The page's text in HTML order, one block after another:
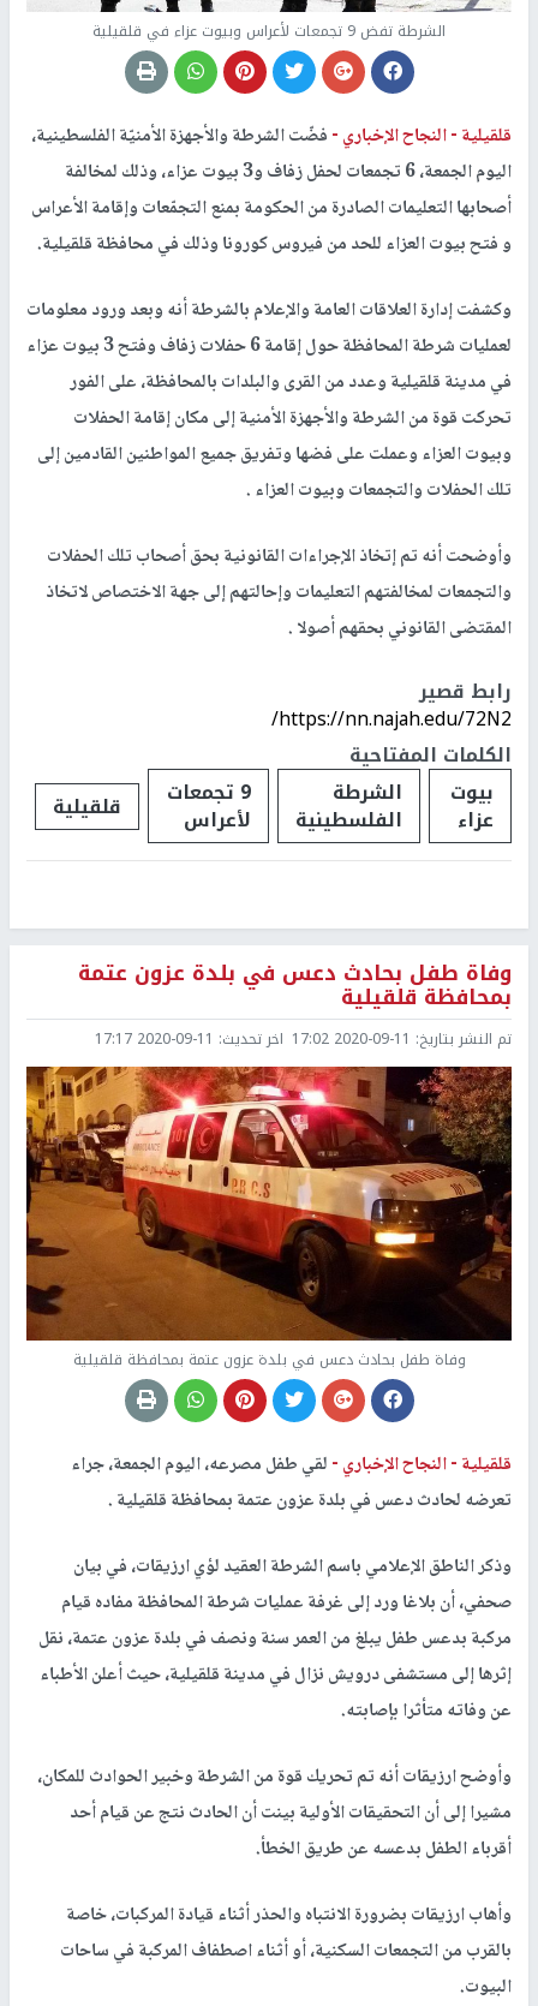
الشرطة تفض 9 تجمعات لأعراس وبيوت عزاء في قلقيلية
قلقيلية -النجاح الإخباري -فضّت الشرطة والأجهزة الأمنيّة الفلسطينية،
اليوم الجمعة، 6 تجمعات لحفل زفاف و3 بيوت عزاء، وذلك لمخالفة
أصحابها التعليمات الصادرة من الحكومة بمنع التجمّعات وإقامة الأعراس
و فتح بيوت العزاء للحد من فيروس كورونا وذلك في محافظة قلقيلية.
وكشفت إدارة العلاقات العامة والإعلام بالشرطة أنه وبعد ورود معلومات
لعمليات شرطة المحافظة حول إقامة 6 حفلات زفاف وفتح 3 بيوت عزاء
في مدينة قلقيلية وعدد من القرى والبلدات بالمحافظة، على الفور
تحركت قوة من الشرطة والأجهزة الأمنية إلى مكان إقامة الحفلات
وبيوت العزاء وعملت على فضها وتفريق جميع المواطنين القادمين إلى
تلك الحفلات والتجمعات وبيوت العزاء .
وأوضحت أنه تم إتخاذ الإجراءات القانونية بحق أصحاب تلك الحفلات
والتجمعات لمخالفتهم التعليمات وإحالتهم إلى جهة الاختصاص لاتخاذ
المقتضى القانوني بحقهم أصولا .
رابط قصير
https://nn.najah.edu/72N2/
الكلمات المفتاحية
بيوت
عزاء
الشرطة
الفلسطينية
9 تجمعات
لأعراس قلقيلية
وفاة طفل بحادث دعس في بلدة عزون عتمة
بمحافظة قلقيلية
تم النشر بتاريخ: 2020-09-11 17:02 اخر تحديث: 2020-09-11 17:17
وفاة طفل بحادث دعس في بلدة عزون عتمة بمحافظة قلقيلية
قلقيلية -النجاح الإخباري -لقي طفل مصرعه، اليوم الجمعة، جراء
تعرضه لحادث دعس في بلدة عزون عتمة بمحافظة قلقيلية .
وذكر الناطق الإعلامي باسم الشرطة العقيد لؤي ارزيقات، في بيان
صحفي، أن بلاغا ورد إلى غرفة عمليات شرطة المحافظة مفاده قيام
مركبة بدعس طفل يبلغ من العمر سنة ونصف في بلدة عزون عتمة، نقل
إثرها إلى مستشفى درويش نزال في مدينة قلقيلية، حيث أعلن الأطباء
عن وفاته متأثرا بإصابته.
وأوضح ارزيقات أنه تم تحريك قوة من الشرطة وخبير الحوادث للمكان،
مشيرا إلى أن التحقيقات الأولية بينت أن الحادث نتج عن قيام أحد
أقرباء الطفل بدعسه عن طريق الخطأ.
وأهاب ارزيقات بضرورة الانتباه والحذر أثناء قيادة المركبات، خاصة
بالقرب من التجمعات السكنية، أو أثناء اصطفاف المركبة في ساحات
البيوت.